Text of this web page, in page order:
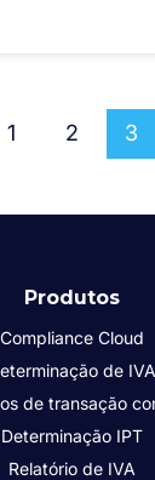
1 2 3
Produtos
Compliance Cloud
de IVA
de transação
Determinação IPT
Relatório de IVA